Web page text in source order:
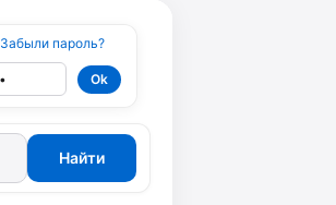
Забыли пароль?